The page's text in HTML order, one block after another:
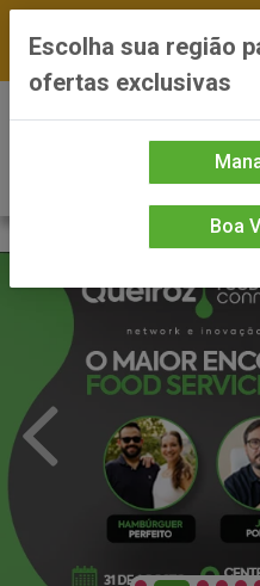
*Preços exclusivos do
Escolha sua região
ofertas exclusivas
Boa